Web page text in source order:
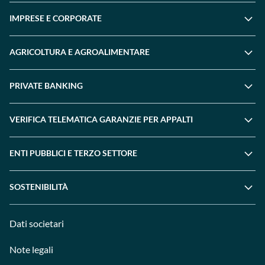
IMPRESE E CORPORATE
AGRICOLTURA E AGROALIMENTARE
PRIVATE BANKING
VERIFICA TELEMATICA GARANZIE PER APPALTI
ENTI PUBBLICI E TERZO SETTORE
SOSTENIBILITÀ
Dati societari
Note legali